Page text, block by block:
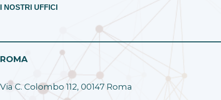
I NOSTRI UFFICI
ROMA
Via C. Colombo 112, 00147 Roma